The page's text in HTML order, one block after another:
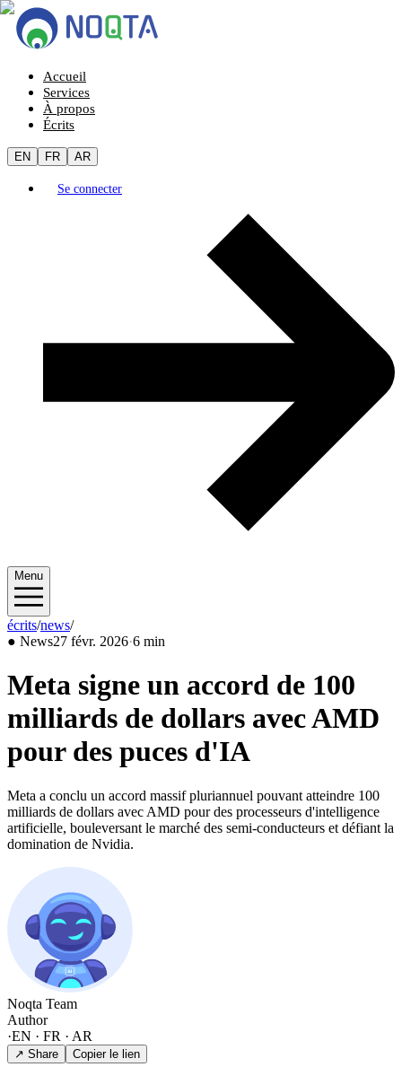
Accueil
Services
À propos
Écrits
EN FR AR
Se connecter
Menu
écrits/news/2026/02
● News27 févr. 2026·6 min
Meta signe un accord de 100
milliards de dollars avec AMD
pour des puces d'IA
Meta a conclu un accord massif pluriannuel pouvant atteindre 100
milliards de dollars avec AMD pour des processeurs d'intelligence
artificielle, bouleversant le marché des semi-conducteurs et défiant la
domination de Nvidia.
Noqta Team
Author
·EN · FR · AR
↗ Share Copier le lien